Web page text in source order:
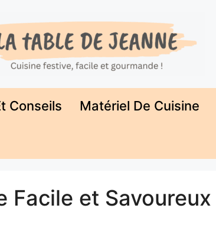
Conseils Matériel De Cuisine
Facile et Savoureux